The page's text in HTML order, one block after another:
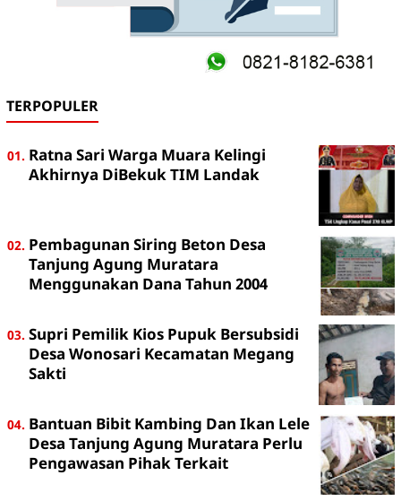
TERPOPULER
Ratna Sari Warga Muara Kelingi
Akhirnya DiBekuk TIM Landak
Pembagunan Siring Beton Desa
Tanjung Agung Muratara
Menggunakan Dana Tahun 2004
Supri Pemilik Kios Pupuk Bersubsidi
Desa Wonosari Kecamatan Megang
Sakti
Bantuan Bibit Kambing Dan Ikan Lele
Desa Tanjung Agung Muratara Perlu
Pengawasan Pihak Terkait